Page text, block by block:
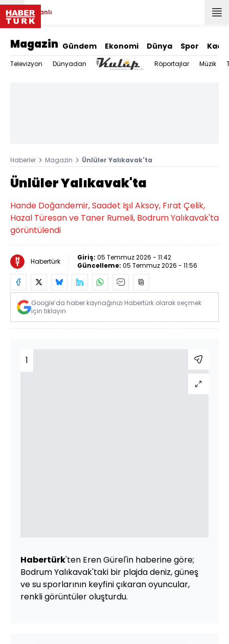
Canlı
Magazin Gündem Ekonomi Dünya Spor
Televizyon Dünyadan Röportajlar Müzik
Haberler Magazin Ünlüler Yalıkavak'ta
Ünlüler Yalıkavak'ta
Hande Doğandemir, Saadet Işıl Aksoy, Fırat Çelik,
Hazal Türesan ve Taner Rumeli, Bodrum Yalıkavak'ta
görüntülendi
Habertürk Giriş: 05 Temmuz 2026 - 11:42
Güncelleme: 05 Temmuz 2026 - 11:56
Google’da haber kaynağınızı Habertürk olarak seçmek
için tıklayın
1
Habertürk'ten Eren Gürel'in haberine göre;
Bodrum Yalıkavak'taki bir plajda deniz, güneş
ve su sporlarının keyfini çıkaran oyuncular,
renkli görüntüler oluşturdu.